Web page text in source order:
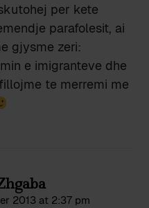
per kete
parafolesit, ai
gjysme zeri:
e imigranteve dhe
te merremi me
2013 at 2:37 pm